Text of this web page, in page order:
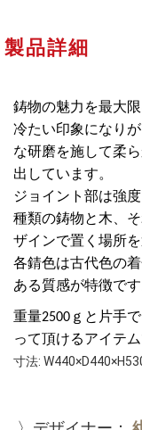
製品詳細
鋳物の魅力を最大
冷たい印象になり
な研磨を施して柔
出しています。
ジョイント部は強
種類の鋳物と木、
ザインで置く場所を
各錆色は古代色の
ある質感が特徴です
重量2500 ｇと片手
って頂けるアイテム
寸法: